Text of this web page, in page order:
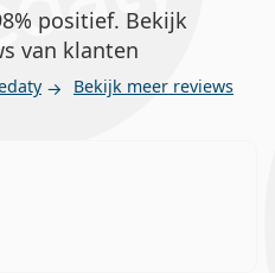
dagelijkse verzorging
hebben.
dagelijks draagschema.
AquaComfort Plus
positief. Bekijk
van klanten
Bekijk meer reviews